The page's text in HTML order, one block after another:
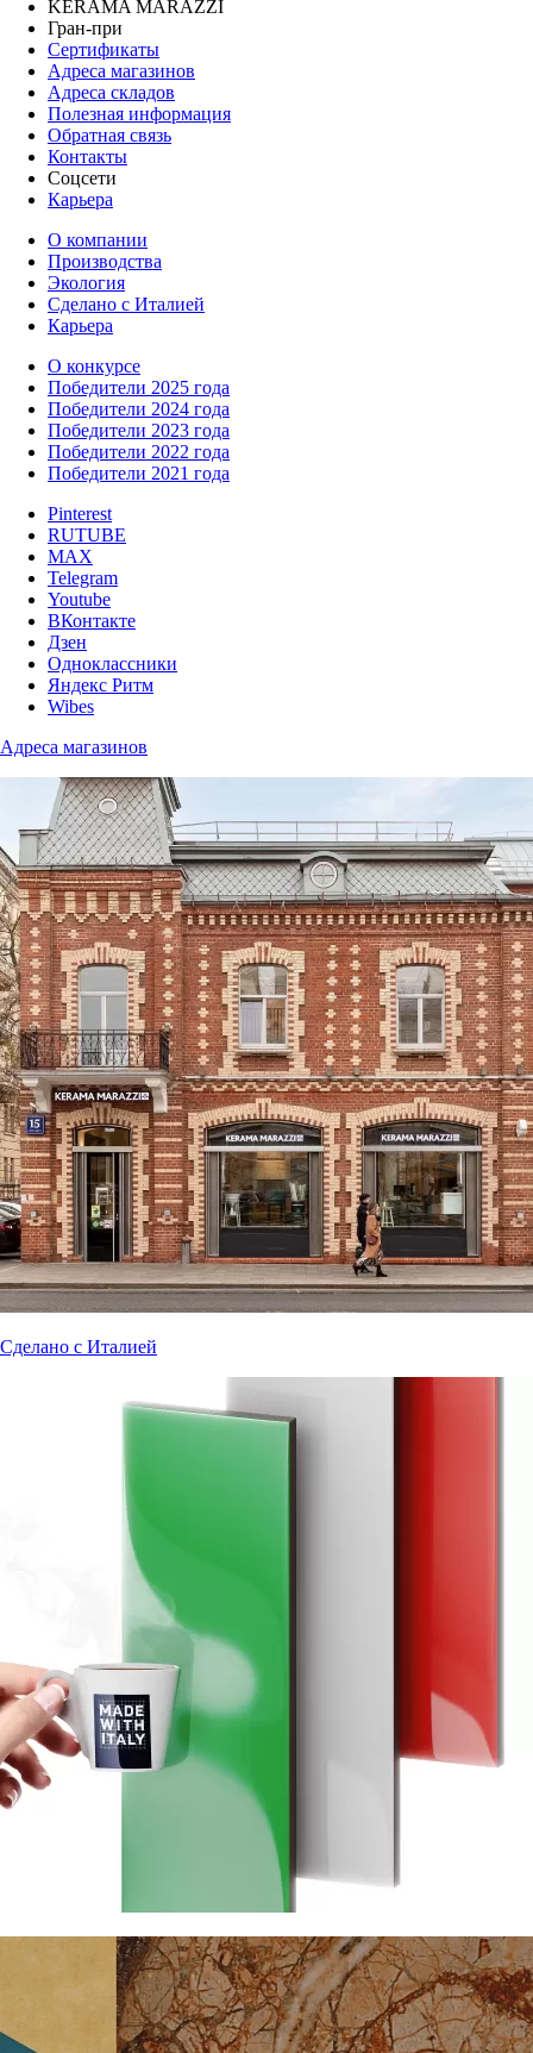
KERAMA MARAZZI
Гран-при
Сертификаты
Адреса магазинов
Адреса складов
Полезная информация
Обратная связь
Контакты
Соцсети
Карьера
О компании
Производства
Экология
Сделано с Италией
Карьера
О конкурсе
Победители 2025 года
Победители 2024 года
Победители 2023 года
Победители 2022 года
Победители 2021 года
Pinterest
RUTUBE
MAX
Telegram
Youtube
ВКонтакте
Дзен
Одноклассники
Яндекс Ритм
Wibes
Адреса магазинов
Сделано с Италией